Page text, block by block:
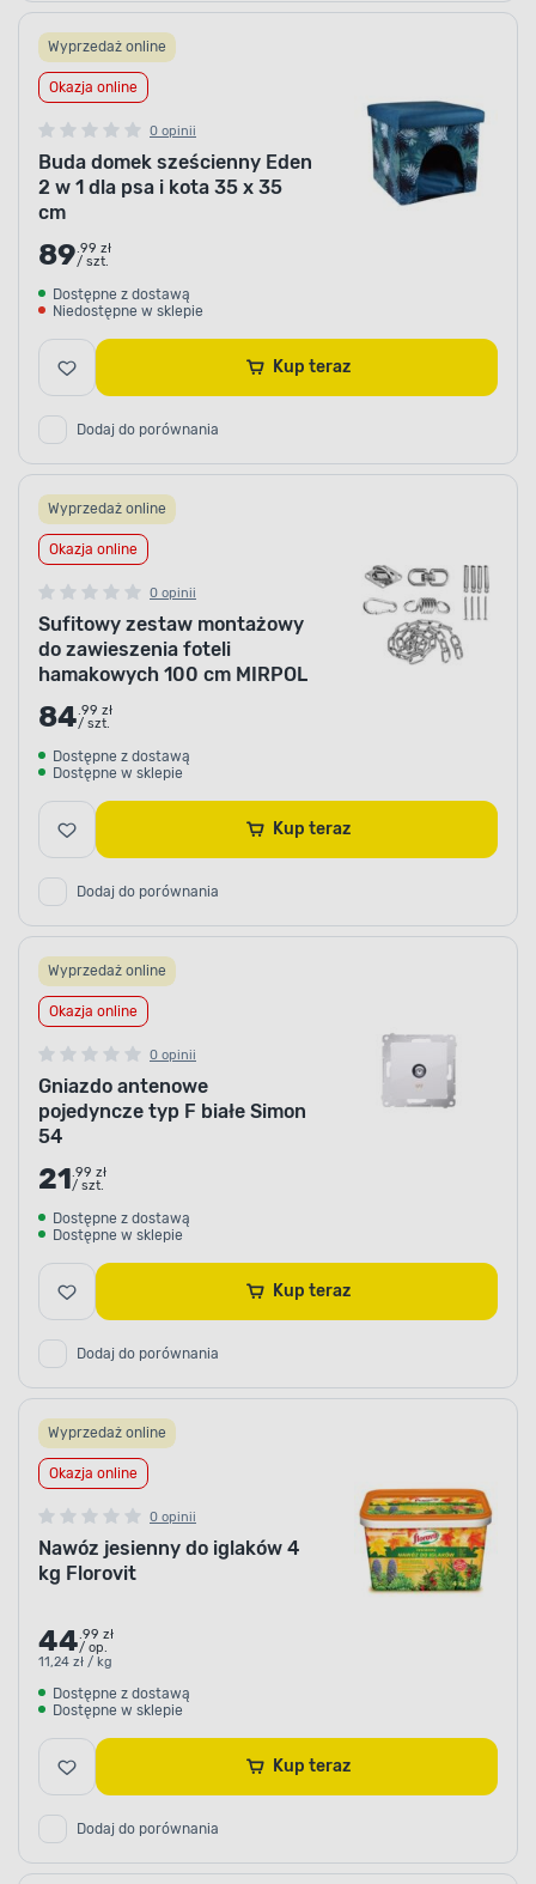
Wyprzedaż online
Okazja online
0 opinii
Buda domek sześcienny Eden
2 w 1 dla psa i kota 35 x 35
cm
89.99 zł
/ szt.
Dostępne z dostawą
Niedostępne w sklepie
Kup teraz
Dodaj do porównania
Wyprzedaż online
Okazja online
0 opinii
Sufitowy zestaw montażowy
do zawieszenia foteli
hamakowych 100 cm MIRPOL
84.99 zł
/ szt.
Dostępne z dostawą
Dostępne w sklepie
Kup teraz
Dodaj do porównania
Wyprzedaż online
Okazja online
0 opinii
Gniazdo antenowe
pojedyncze typ F białe Simon
54
21.99 zł
/ szt.
Dostępne z dostawą
Dostępne w sklepie
Kup teraz
Dodaj do porównania
Wyprzedaż online
Okazja online
0 opinii
Nawóz jesienny do iglaków 4
kg Florovit
44.99 zł
/ op.
11,24 zł / kg
Dostępne z dostawą
Dostępne w sklepie
Kup teraz
Dodaj do porównania